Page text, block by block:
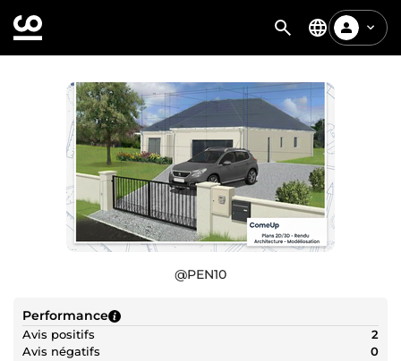
@PEN10
Performance
Avis positifs
2
Avis négatifs
0